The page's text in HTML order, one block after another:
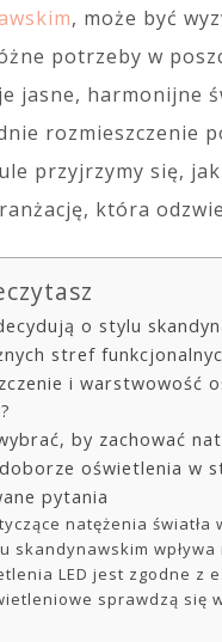
, może być
potrzeby w
jasne, harmonijne
rozmieszczenie
przyjrzymy się,
która
o stylu
stref
i warstwowość
by zachować
oświetlenia w
pytania
natężenia
skandynawskim
LED jest zgodne z
sprawdzą się